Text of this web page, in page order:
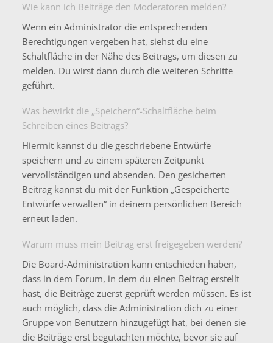
Wie kann ich Beiträge den Moderatoren melden?
Wenn ein Administrator die entsprechenden
Berechtigungen vergeben hat, siehst du eine
Schaltfläche in der Nähe des Beitrags, um diesen zu
melden. Du wirst dann durch die weiteren Schritte
geführt.
Was bewirkt die „Speichern“-Schaltfläche beim
Schreiben eines Beitrags?
Hiermit kannst du die geschriebene Entwürfe
speichern und zu einem späteren Zeitpunkt
vervollständigen und absenden. Den gesicherten
Beitrag kannst du mit der Funktion „Gespeicherte
Entwürfe verwalten“ in deinem persönlichen Bereich
erneut laden.
Warum muss mein Beitrag erst freigegeben werden?
Die Board-Administration kann entschieden haben,
dass in dem Forum, in dem du einen Beitrag erstellt
hast, die Beiträge zuerst geprüft werden müssen. Es ist
auch möglich, dass die Administration dich zu einer
Gruppe von Benutzern hinzugefügt hat, bei denen sie
die Beiträge erst begutachten möchte, bevor sie auf